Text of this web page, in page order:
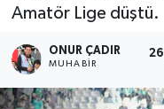
Amatör Lige düştü.
ONUR ÇADIR
MUHABİR
Kültür
Magazin
Spor
Tüm Manşetler
Son Dakika
Haber Arşivi